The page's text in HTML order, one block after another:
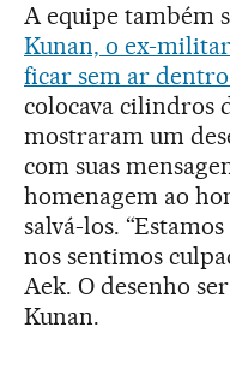
A equipe também
Kunan, o ex-
ficar sem ar
colocava cilindros
mostraram um
com suas
homenagem ao
salvá-los.
nos sentimos
Aek. O desenho
Kunan.